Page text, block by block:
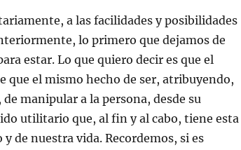
a las facilidades y posibilidades
lo primero que dejamos de
estar. Lo que quiero decir es que el
que el mismo hecho de ser, atribuyendo,
manipular a la persona, desde su
utilitario que, al fin y al cabo, tiene esta
de nuestra vida. Recordemos, si es